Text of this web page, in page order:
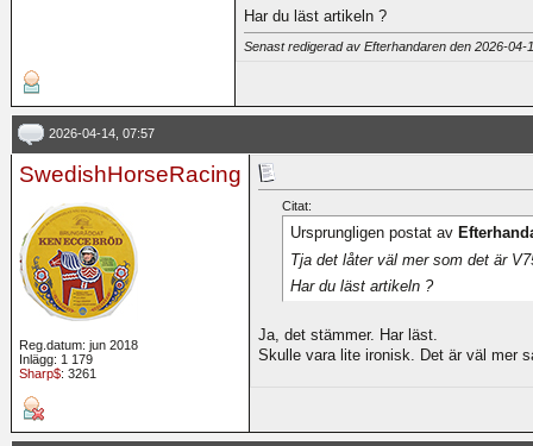
Har du läst artikeln ?
Senast redigerad av Efterhandaren den 2026-
2026-04-14, 07:57
SwedishHorseRacing
Reg.datum: jun 2018
Inlägg: 1 179
Sharp$: 3261
Citat:
Ursprungligen postat av
Tja det låter väl mer som det är
Har du läst artikeln ?
Ja, det stämmer. Har läst.
Skulle vara lite ironisk. Det är väl mer